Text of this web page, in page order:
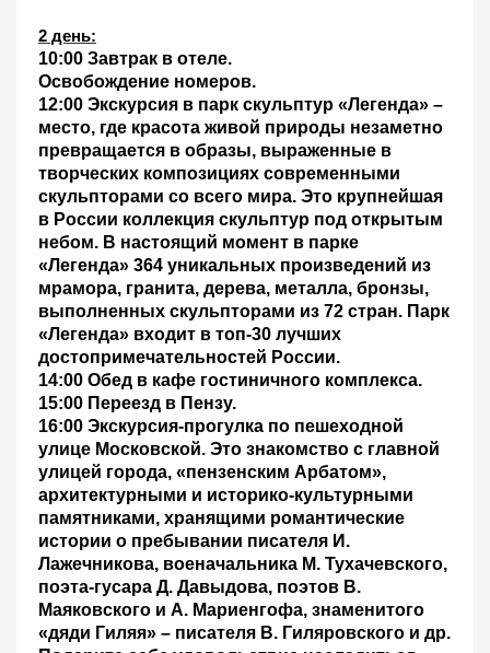
2 день:
10:00 Завтрак в отеле.
Освобождение номеров.
12:00 Экскурсия в парк скульптур «Легенда» –
место, где красота живой природы незаметно
превращается в образы, выраженные в
творческих композициях современными
скульпторами со всего мира. Это крупнейшая
в России коллекция скульптур под открытым
небом. В настоящий момент в парке
«Легенда» 364 уникальных произведений из
мрамора, гранита, дерева, металла, бронзы,
выполненных скульпторами из 72 стран. Парк
«Легенда» входит в топ-30 лучших
достопримечательностей России.
14:00 Обед в кафе гостиничного комплекса.
15:00 Переезд в Пензу.
16:00 Экскурсия-прогулка по пешеходной
улице Московской. Это знакомство с главной
улицей города, «пензенским Арбатом»,
архитектурными и историко-культурными
памятниками, хранящими романтические
истории о пребывании писателя И.
Лажечникова, военачальника М. Тухачевского,
поэта-гусара Д. Давыдова, поэтов В.
Маяковского и А. Мариенгофа, знаменитого
«дяди Гиляя» – писателя В. Гиляровского и др.